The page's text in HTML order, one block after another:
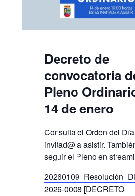
Decreto de
convocatoria
Pleno
14 de enero
Consulta el Orden del
invitad@ a asistir.
seguir el Pleno en
2026-0008 [DECRETO